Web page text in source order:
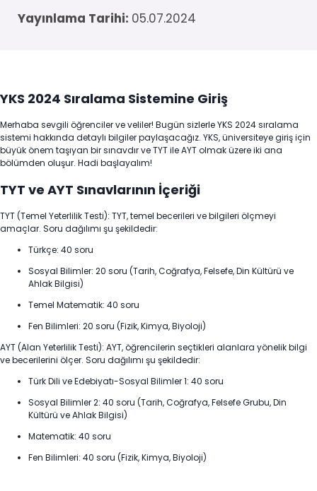
Yayınlama Tarihi: 05.07.2024
YKS 2024 Sıralama Sistemine Giriş
Merhaba sevgili öğrenciler ve veliler! Bugün sizlerle YKS 2024 sıralama
sistemi hakkında detaylı bilgiler paylaşacağız. YKS, üniversiteye giriş için
büyük önem taşıyan bir sınavdır ve TYT ile AYT olmak üzere iki ana
bölümden oluşur. Hadi başlayalım!
TYT ve AYT Sınavlarının İçeriği
TYT (Temel Yeterlilik Testi): TYT, temel becerileri ve bilgileri ölçmeyi
amaçlar. Soru dağılımı şu şekildedir:
Türkçe: 40 soru
Sosyal Bilimler: 20 soru (Tarih, Coğrafya, Felsefe, Din Kültürü ve
Ahlak Bilgisi)
Temel Matematik: 40 soru
Fen Bilimleri: 20 soru (Fizik, Kimya, Biyoloji)
AYT (Alan Yeterlilik Testi): AYT, öğrencilerin seçtikleri alanlara yönelik bilgi
ve becerilerini ölçer. Soru dağılımı şu şekildedir:
Türk Dili ve Edebiyatı-Sosyal Bilimler 1: 40 soru
Sosyal Bilimler 2: 40 soru (Tarih, Coğrafya, Felsefe Grubu, Din
Kültürü ve Ahlak Bilgisi)
Matematik: 40 soru
Fen Bilimleri: 40 soru (Fizik, Kimya, Biyoloji)